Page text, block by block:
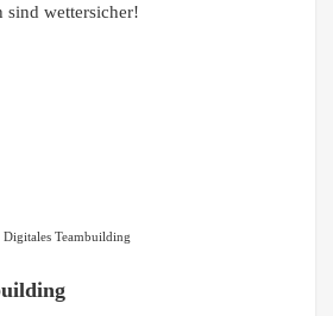
sind wettersicher!
Digitales Teambuilding